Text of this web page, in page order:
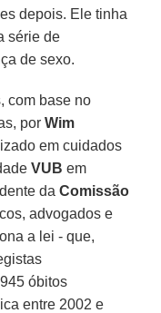
depois. Ele tinha
série de
de sexo.
com base no
porWim
em cuidados
VUB em
da Comissão
advogados e
a lei - que,
óbitos
entre 2002 e